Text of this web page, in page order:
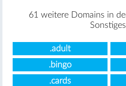
61 weitere Domains in
.adult
.bingo
.cards